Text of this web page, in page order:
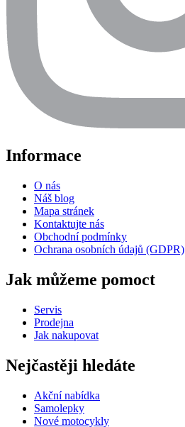
Informace
O nás
Náš blog
Mapa stránek
Kontaktujte nás
Obchodní podmínky
Ochrana osobních údajů (GDPR)
Jak můžeme pomoct
Servis
Prodejna
Jak nakupovat
Nejčastěji hledáte
Akční nabídka
Samolepky
Nové motocykly